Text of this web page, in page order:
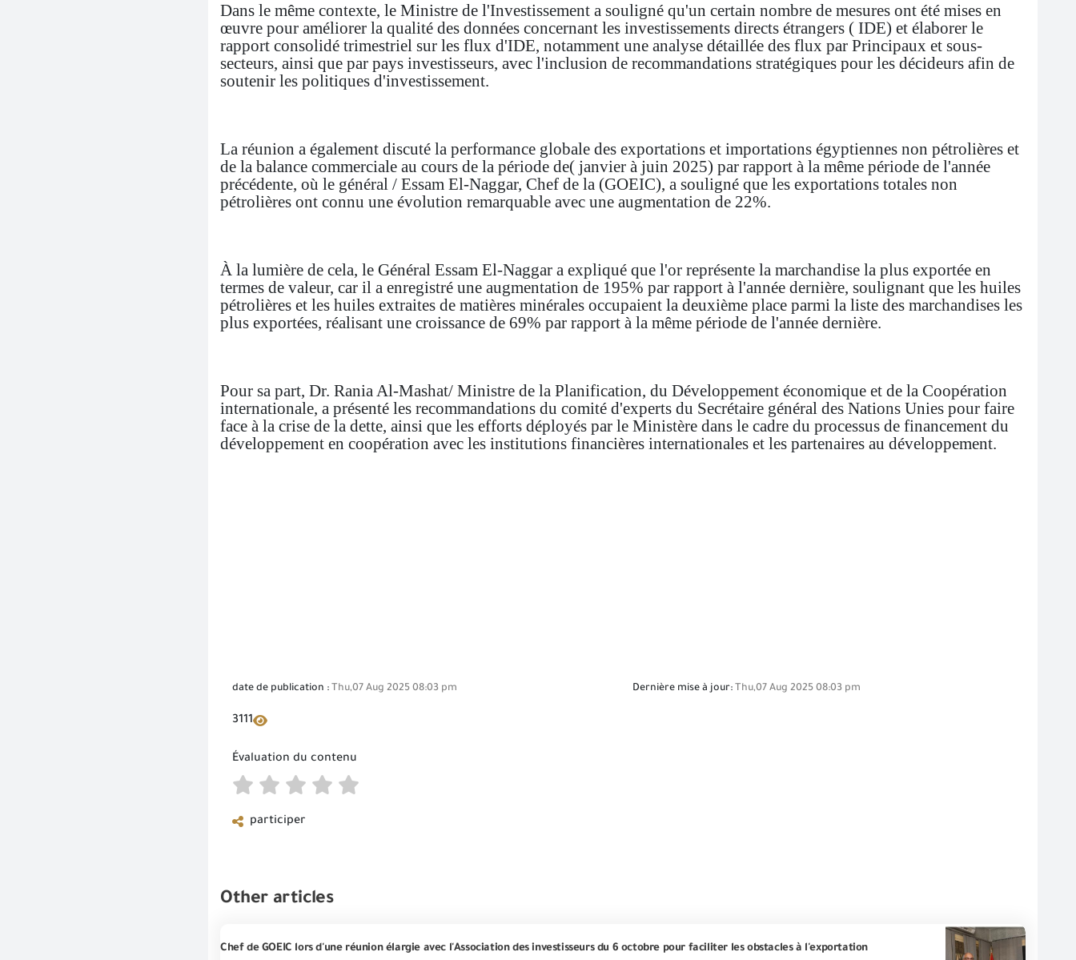
Dans le même contexte, le Ministre de l'Investissement a souligné qu'un certain nombre de mesures ont été mises en
œuvre pour améliorer la qualité des données concernant les investissements directs étrangers ( IDE) et élaborer le
rapport consolidé trimestriel sur les flux d'IDE, notamment une analyse détaillée des flux par Principaux et sous-
secteurs, ainsi que par pays investisseurs, avec l'inclusion de recommandations stratégiques pour les décideurs afin de
soutenir les politiques d'investissement.
La réunion a également discuté la performance globale des exportations et importations égyptiennes non pétrolières et
de la balance commerciale au cours de la période de( janvier à juin 2025) par rapport à la même période de l'année
précédente, où le général / Essam El-Naggar, Chef de la (GOEIC), a souligné que les exportations totales non
pétrolières ont connu une évolution remarquable avec une augmentation de 22%.
À la lumière de cela, le Général Essam El-Naggar a expliqué que l'or représente la marchandise la plus exportée en
termes de valeur, car il a enregistré une augmentation de 195% par rapport à l'année dernière, soulignant que les huiles
pétrolières et les huiles extraites de matières minérales occupaient la deuxième place parmi la liste des marchandises les
plus exportées, réalisant une croissance de 69% par rapport à la même période de l'année dernière.
Pour sa part, Dr. Rania Al-Mashat/ Ministre de la Planification, du Développement économique et de la Coopération
internationale, a présenté les recommandations du comité d'experts du Secrétaire général des Nations Unies pour faire
face à la crise de la dette, ainsi que les efforts déployés par le Ministère dans le cadre du processus de financement du
développement en coopération avec les institutions financières internationales et les partenaires au développement.
date de publication : Thu,07 Aug 2025 08:03 pm Dernière mise à jour: Thu,07 Aug 2025 08:03 pm
3111
Évaluation du contenu
participer
Other articles
Chef de GOEIC lors d'une réunion élargie avec l'Association des investisseurs du 6 octobre pour faciliter les obstacles à l'exportation